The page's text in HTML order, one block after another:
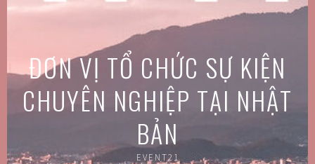
Skip
ĐƠN VỊ TỔ CHỨC SỰ KIỆN
CHUYÊN NGHIỆP TẠI NHẬT
BẢN
EVENT21